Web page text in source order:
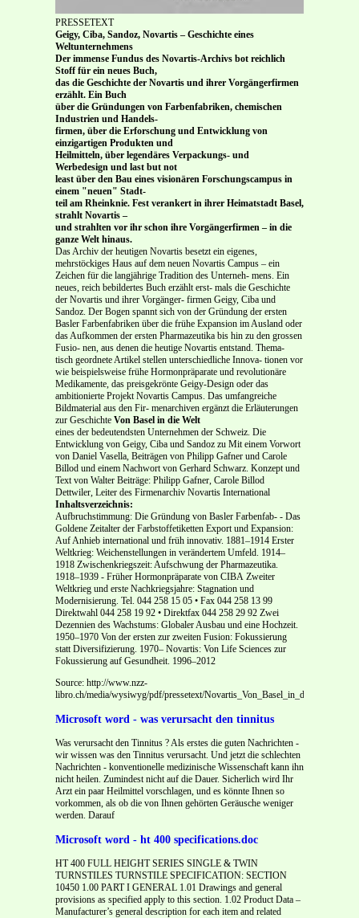
PRESSETEXT
Geigy, Ciba, Sandoz, Novartis – Geschichte eines
Weltunternehmens
Der immense Fundus des Novartis-Archivs bot reichlich
Stoff für ein neues Buch,
das die Geschichte der Novartis und ihrer Vorgängerfirmen
erzählt. Ein Buch
über die Gründungen von Farbenfabriken, chemischen
Industrien und Handels-
firmen, über die Erforschung und Entwicklung von
einzigartigen Produkten und
Heilmitteln, über legendäres Verpackungs- und
Werbedesign und last but not
least über den Bau eines visionären Forschungscampus in
einem "neuen" Stadt-
teil am Rheinknie. Fest verankert in ihrer Heimatstadt Basel,
strahlt Novartis –
und strahlten vor ihr schon ihre Vorgängerfirmen – in die
ganze Welt hinaus.
Das Archiv der heutigen Novartis besetzt ein eigenes,
mehrstöckiges Haus auf dem neuen Novartis Campus – ein
Zeichen für die langjährige Tradition des Unterneh- mens. Ein
neues, reich bebildertes Buch erzählt erst- mals die Geschichte
der Novartis und ihrer Vorgänger- firmen Geigy, Ciba und
Sandoz. Der Bogen spannt sich von der Gründung der ersten
Basler Farbenfabriken über die frühe Expansion im Ausland oder
das Aufkommen der ersten Pharmazeutika bis hin zu den grossen
Fusio- nen, aus denen die heutige Novartis entstand. Thema-
tisch geordnete Artikel stellen unterschiedliche Innova- tionen vor
wie beispielsweise frühe Hormonpräparate und revolutionäre
Medikamente, das preisgekrönte Geigy-Design oder das
ambitionierte Projekt Novartis Campus. Das umfangreiche
Bildmaterial aus den Fir- menarchiven ergänzt die Erläuterungen
zur Geschichte Von Basel in die Welt
eines der bedeutendsten Unternehmen der Schweiz. Die
Entwicklung von Geigy, Ciba und Sandoz zu Mit einem Vorwort
von Daniel Vasella, Beiträgen von Philipp Gafner und Carole
Billod und einem Nachwort von Gerhard Schwarz. Konzept und
Text von Walter Beiträge: Philipp Gafner, Carole Billod
Dettwiler, Leiter des Firmenarchiv Novartis International
Inhaltsverzeichnis:
Aufbruchstimmung: Die Gründung von Basler Farbenfab- - Das
Goldene Zeitalter der Farbstoffetiketten Export und Expansion:
Auf Anhieb international und früh innovativ. 1881–1914 Erster
Weltkrieg: Weichenstellungen in verändertem Umfeld. 1914–
1918 Zwischenkriegszeit: Aufschwung der Pharmazeutika.
1918–1939 - Früher Hormonpräparate von CIBA Zweiter
Weltkrieg und erste Nachkriegsjahre: Stagnation und
Modernisierung. Tel. 044 258 15 05 • Fax 044 258 13 99
Direktwahl 044 258 19 92 • Direktfax 044 258 29 92 Zwei
Dezennien des Wachstums: Globaler Ausbau und eine Hochzeit.
1950–1970 Von der ersten zur zweiten Fusion: Fokussierung
statt Diversifizierung. 1970– Novartis: Von Life Sciences zur
Fokussierung auf Gesundheit. 1996–2012
Source: http://www.nzz-
libro.ch/media/wysiwyg/pdf/pressetext/Novartis_Von_Basel_in_die_Welt.pdf
Microsoft word - was verursacht den tinnitus
Was verursacht den Tinnitus ? Als erstes die guten Nachrichten -
wir wissen was den Tinnitus verursacht. Und jetzt die schlechten
Nachrichten - konventionelle medizinische Wissenschaft kann ihn
nicht heilen. Zumindest nicht auf die Dauer. Sicherlich wird Ihr
Arzt ein paar Heilmittel vorschlagen, und es könnte Ihnen so
vorkommen, als ob die von Ihnen gehörten Geräusche weniger
werden. Darauf
Microsoft word - ht 400 specifications.doc
HT 400 FULL HEIGHT SERIES SINGLE & TWIN
TURNSTILES TURNSTILE SPECIFICATION: SECTION
10450 1.00 PART I GENERAL 1.01 Drawings and general
provisions as specified apply to this section. 1.02 Product Data –
Manufacturer’s general description for each item and related